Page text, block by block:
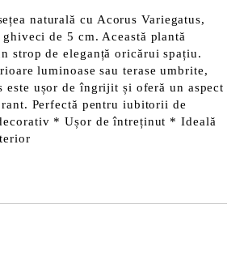
naturală cu Acorus Variegatus,
de 5 cm. Această plantă
strop de eleganță oricărui spațiu.
luminoase sau terase umbrite,
este ușor de îngrijit și oferă un aspect
Perfectă pentru iubitorii de
*Ușor de întreținut *Ideală